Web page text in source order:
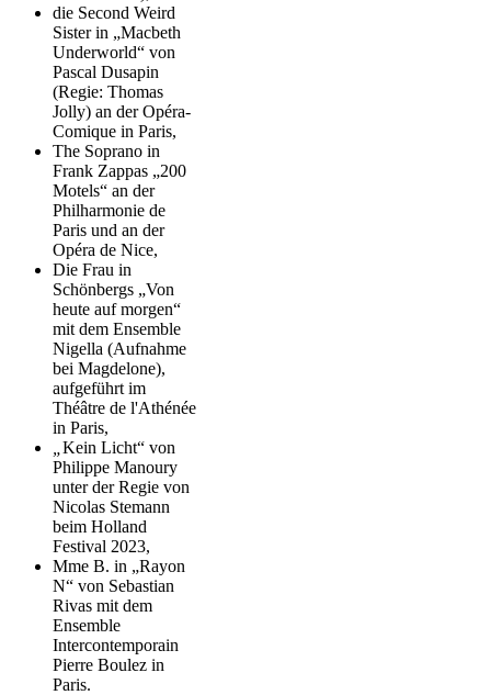
die Second Weird
Sister in „Macbeth
Underworld“ von
Pascal Dusapin
(Regie: Thomas
Jolly) an der Opéra-
Comique in Paris,
The Soprano in
Frank Zappas „200
Motels“ an der
Philharmonie de
Paris und an der
Opéra de Nice,
Die Frau in
Schönbergs „Von
heute auf morgen“
mit dem Ensemble
Nigella (Aufnahme
bei Magdelone),
aufgeführt im
Théâtre de l'Athénée
in Paris,
Kein Licht“ von
Philippe Manoury
unter der Regie von
Nicolas Stemann
beim Holland
Festival 2023,
Mme B. in „Rayon
N“ von Sebastian
Rivas mit dem
Ensemble
Intercontemporain
Pierre Boulez in
Paris.